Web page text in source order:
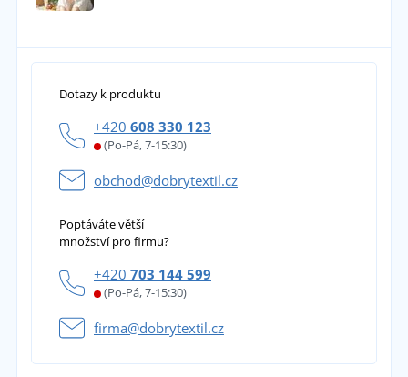
Dotazy k produktu
+420 608 330 123
(Po-Pá, 7-15:30)
obchod@dobrytextil.cz
Poptáváte větší
množství pro firmu?
+420 703 144 599
(Po-Pá, 7-15:30)
firma@dobrytextil.cz